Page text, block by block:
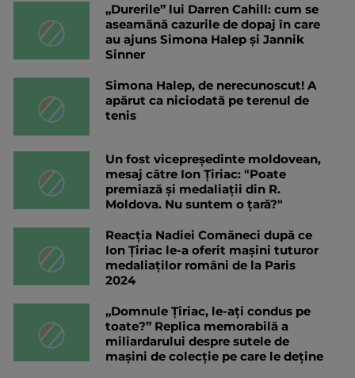
„Durerile” lui Darren Cahill: cum se
aseamănă cazurile de dopaj în care
au ajuns Simona Halep și Jannik
Sinner
Simona Halep, de nerecunoscut! A
apărut ca niciodată pe terenul de
tenis
Un fost vicepreședinte moldovean,
mesaj către Ion Țiriac: "Poate
premiază și medaliații din R.
Moldova. Nu suntem o țară?"
Reacția Nadiei Comăneci după ce
Ion Țiriac le-a oferit mașini tuturor
medaliaților români de la Paris
2024
„Domnule Țiriac, le-ați condus pe
toate?” Replica memorabilă a
miliardarului despre sutele de
mașini de colecție pe care le deține